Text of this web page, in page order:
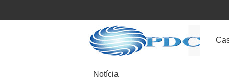
Notícia